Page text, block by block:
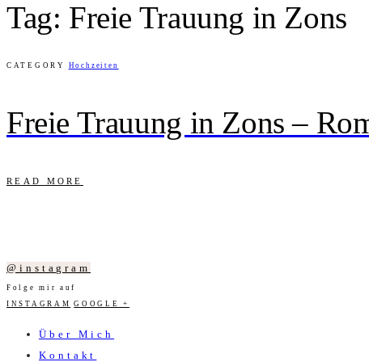
Tag: Freie Trauung in Zons
CATEGORY Hochzeiten
Freie Trauung in Zons –
READ MORE
@instagram
Folge mir auf
INSTAGRAM
GOOGLE +
Über Mich
Kontakt